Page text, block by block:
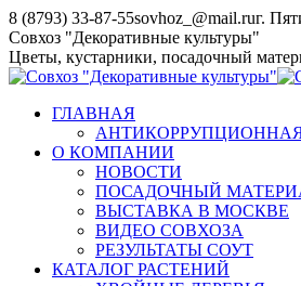
Перейти
к
содержанию
8 (8793) 33-87-55sovhoz_@mail.ruг.
Совхоз "Декоративные культуры"
Цветы, кустарники, посадочный
ГЛАВНАЯ
О КОМПАНИИ
НОВОСТИ
ПОСАДОЧНЫЙ
ВЫСТАВКА В МОСКВЕ
ВИДЕО СОВХОЗА
РЕЗУЛЬТАТЫ СОУТ
КАТАЛОГ РАСТЕНИЙ